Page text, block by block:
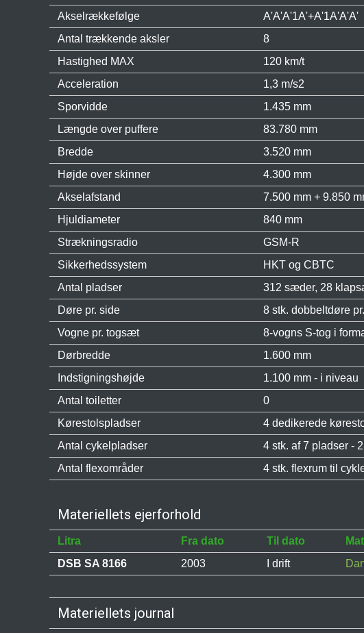
Akselrækkefølge
A'A'A'1A'+A'1A'A'A'
Antal trækkende aksler
8
Hastighed MAX
120 km/t
Acceleration
1,3 m/s2
Sporvidde
1.435 mm
Længde over puffere
83.780 mm
Bredde
3.520 mm
Højde over skinner
4.300 mm
Akselafstand
7.500 mm + 9.850
Hjuldiameter
840 mm
Strækningsradio
GSM-R
Sikkerhedssystem
HKT og CBTC
Antal pladser
312 sæder, 28
Døre pr. side
8 stk. dobbeltdøre
Vogne pr. togsæt
8-vogns S-tog i
Dørbredde
1.600 mm
Indstigningshøjde
1.100 mm - i niveau
Antal toiletter
0
Kørestolspladser
4 dedikerede
Antal cykelpladser
4 stk. af 7 pladser -
Antal flexområder
4 stk. flexrum til
Materiellets ejerforhold
Litra Fra dato Til dato
DSB SA 8166
2003 I drift
Materiellets journal